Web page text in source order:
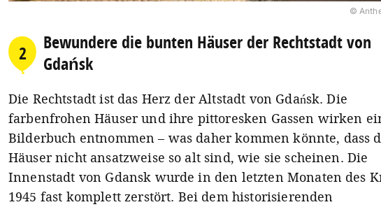
©
2
Bewundere die bunten Häuser der Rechtstadt von
Gdańsk
Die Rechtstadt ist das Herz der Altstadt von Gdańsk. Die
farbenfrohen Häuser und ihre pittoresken Gassen wirken
Bilderbuch entnommen – was daher kommen könnte, dass
Häuser nicht ansatzweise so alt sind, wie sie scheinen. Die
Innenstadt von Gdansk wurde in den letzten Monaten des
1945 fast komplett zerstört. Bei dem historisierenden